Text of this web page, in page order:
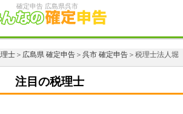
確定申告 広島県呉市
士＞ 広島県 確定申告＞ 呉市 確定申告＞税理士法人堀
注目の税理士